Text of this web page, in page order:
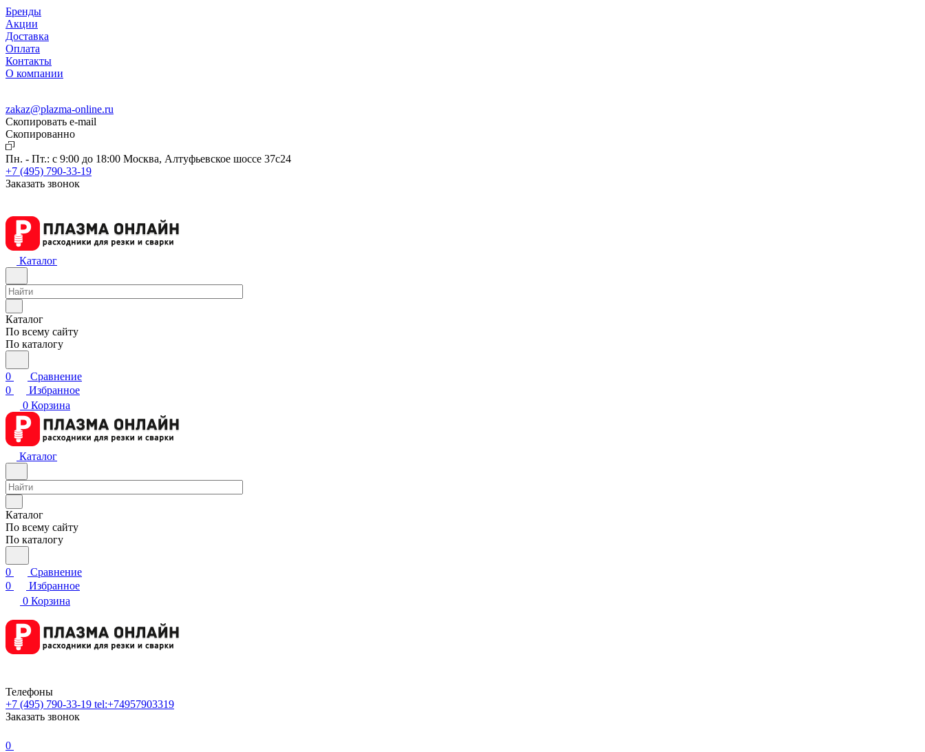
Бренды
Акции
Доставка
Оплата
Контакты
О компании
zakaz@plazma-online.ru
Скопировать e-mail
Cкопированно
Пн. - Пт.: с 9:00 до 18:00 Москва, Алтуфьевское шоссе 37с24
+7 (495) 790-33-19
Заказать звонок
Каталог
Каталог
По всему сайту
По каталогу
0
Сравнение
0
Избранное
0 Корзина
Каталог
Каталог
По всему сайту
По каталогу
0
Сравнение
0
Избранное
0 Корзина
Телефоны
+7 (495) 790-33-19 tel:+74957903319
Заказать звонок
0